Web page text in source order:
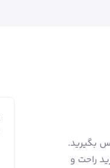
بگیرید.
راحت و